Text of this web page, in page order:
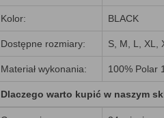
Kolor: BLACK
Dostępne rozmiary: S, M, L, XL,
Materiał wykonania: 100% Polar
Dlaczego warto kupić w naszym